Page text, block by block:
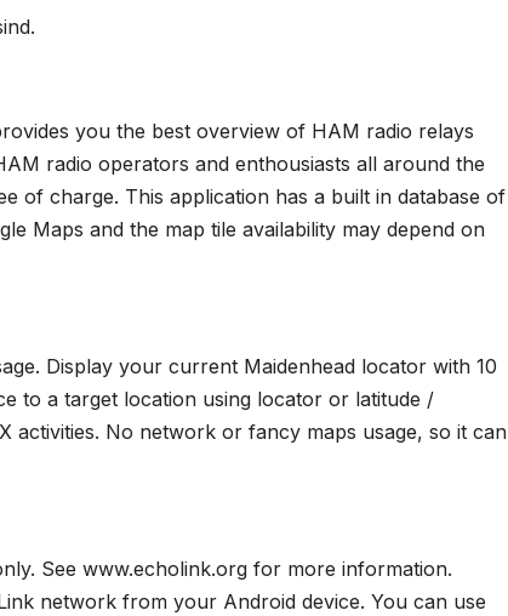
you the best overview of HAM radio relays
radio operators and enthousiasts all around the
of charge. This application has a built in database of
Maps and the map tile availability may depend on
Display your current Maidenhead locator with 10
to a target location using locator or latitude /
activities. No network or fancy maps usage, so it can
See www.echolink.org for more information.
network from your Android device. You can use